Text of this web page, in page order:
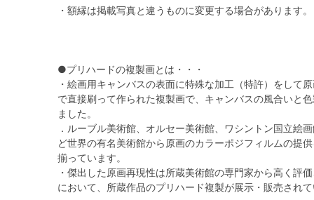
・額縁は掲載写真と違うものに変更する場合があります。
●プリハードの複製画とは・・・
・絵画用キャンバスの表面に特殊な加工（特許）をして
で直接刷って作られた複製画で、キャンバスの風合いと
ました。
．ルーブル美術館、オルセー美術館、ワシントン国立絵
ど世界の有名美術館から原画のカラーポジフィルムの提
揃っています。
・傑出した原画再現性は所蔵美術館の専門家から高く評
において、所蔵作品のプリハード複製が展示・販売され